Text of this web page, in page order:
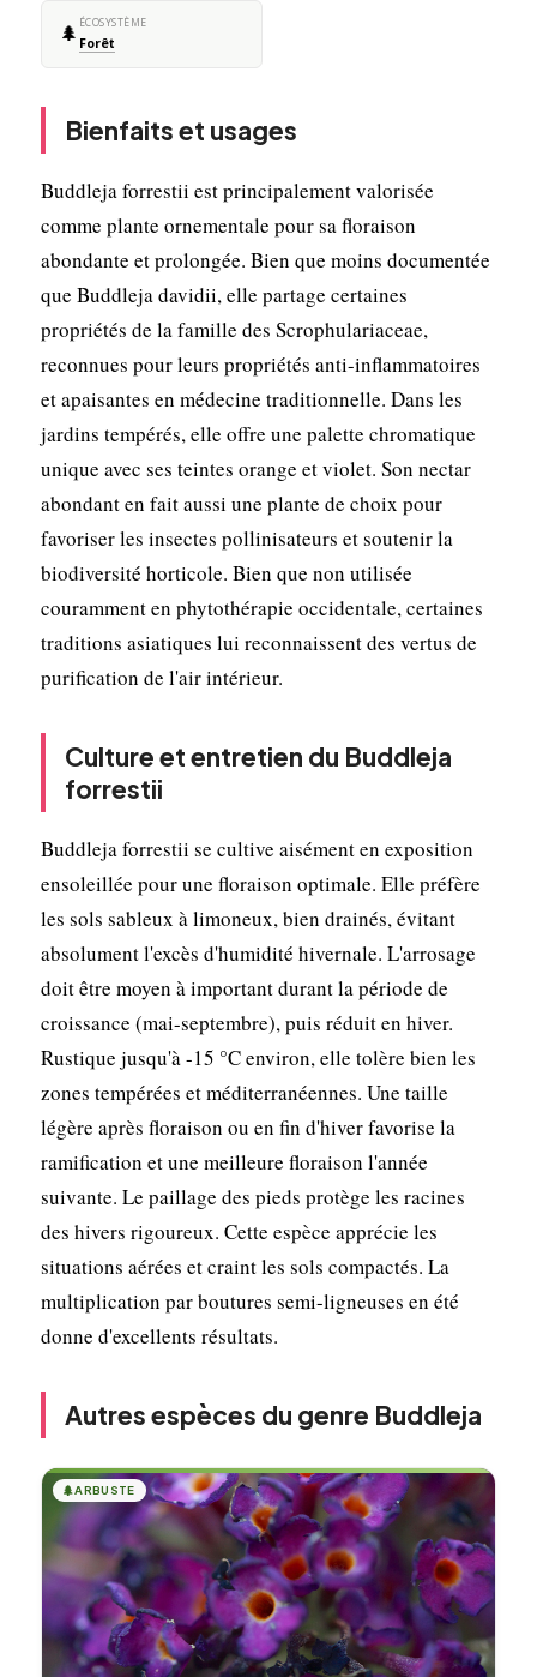
🌲 ÉCOSYSTÈME
Forêt
Bienfaits et usages
Buddleja forrestii est principalement valorisée
comme plante ornementale pour sa floraison
abondante et prolongée. Bien que moins documentée
que Buddleja davidii, elle partage certaines
propriétés de la famille des Scrophulariaceae,
reconnues pour leurs propriétés anti-inflammatoires
et apaisantes en médecine traditionnelle. Dans les
jardins tempérés, elle offre une palette chromatique
unique avec ses teintes orange et violet. Son nectar
abondant en fait aussi une plante de choix pour
favoriser les insectes pollinisateurs et soutenir la
biodiversité horticole. Bien que non utilisée
couramment en phytothérapie occidentale, certaines
traditions asiatiques lui reconnaissent des vertus de
purification de l'air intérieur.
Culture et entretien du Buddleja
forrestii
Buddleja forrestii se cultive aisément en exposition
ensoleillée pour une floraison optimale. Elle préfère
les sols sableux à limoneux, bien drainés, évitant
absolument l'excès d'humidité hivernale. L'arrosage
doit être moyen à important durant la période de
croissance (mai-septembre), puis réduit en hiver.
Rustique jusqu'à -15 °C environ, elle tolère bien les
zones tempérées et méditerranéennes. Une taille
légère après floraison ou en fin d'hiver favorise la
ramification et une meilleure floraison l'année
suivante. Le paillage des pieds protège les racines
des hivers rigoureux. Cette espèce apprécie les
situations aérées et craint les sols compactés. La
multiplication par boutures semi-ligneuses en été
donne d'excellents résultats.
Autres espèces du genre Buddleja
🌲ARBUSTE